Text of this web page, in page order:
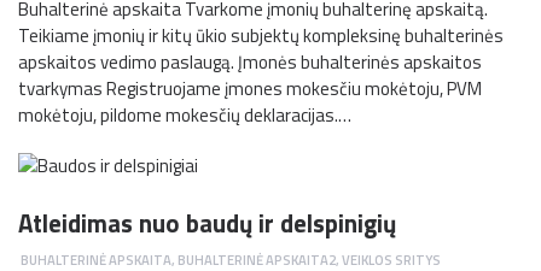
Buhalterinė apskaita Tvarkome įmonių buhalterinę apskaitą.
Teikiame įmonių ir kitų ūkio subjektų kompleksinę buhalterinės
apskaitos vedimo paslaugą. Įmonės buhalterinės apskaitos
tvarkymas Registruojame įmones mokesčiu mokėtoju, PVM
mokėtoju, pildome mokesčių deklaracijas.…
Atleidimas nuo baudų ir delspinigių
BUHALTERINĖ APSKAITA, BUHALTERINĖ APSKAITA2,VEIKLOS SRITYS